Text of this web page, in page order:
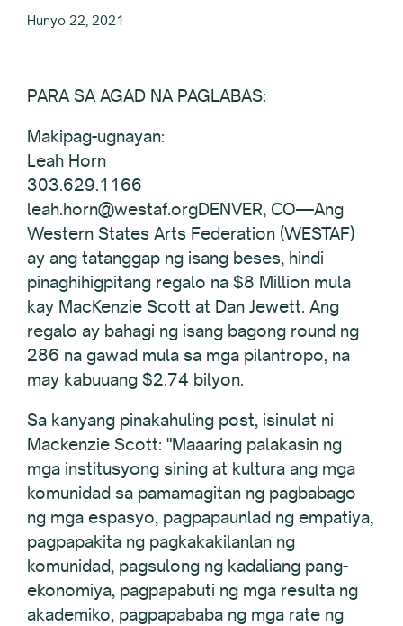
Hunyo 22, 2021
PARA SA AGAD NA PAGLABAS:
Makipag-ugnayan:
Leah Horn
303.629.1166
leah.horn@westaf.orgDENVER, CO—Ang
Western States Arts Federation (WESTAF)
ay ang tatanggap ng isang beses, hindi
pinaghihigpitang regalo na $8 Million mula
kay MacKenzie Scott at Dan Jewett. Ang
regalo ay bahagi ng isang bagong round ng
286 na gawad mula sa mga pilantropo, na
may kabuuang $2.74 bilyon.
Sa kanyang pinakahuling post, isinulat ni
Mackenzie Scott: "Maaaring palakasin ng
mga institusyong sining at kultura ang mga
komunidad sa pamamagitan ng pagbabago
ng mga espasyo, pagpapaunlad ng empatiya,
pagpapakita ng pagkakakilanlan ng
komunidad, pagsulong ng kadaliang pang-
ekonomiya, pagpapabuti ng mga resulta ng
akademiko, pagpapababa ng mga rate ng